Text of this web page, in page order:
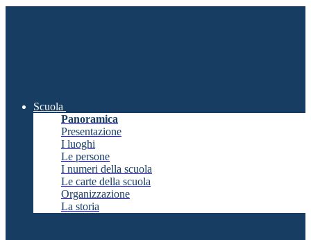
Scuola
Panoramica
Presentazione
I luoghi
Le persone
I numeri della scuola
Le carte della scuola
Organizzazione
La storia